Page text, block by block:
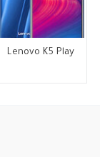
Lenovo K5 Play